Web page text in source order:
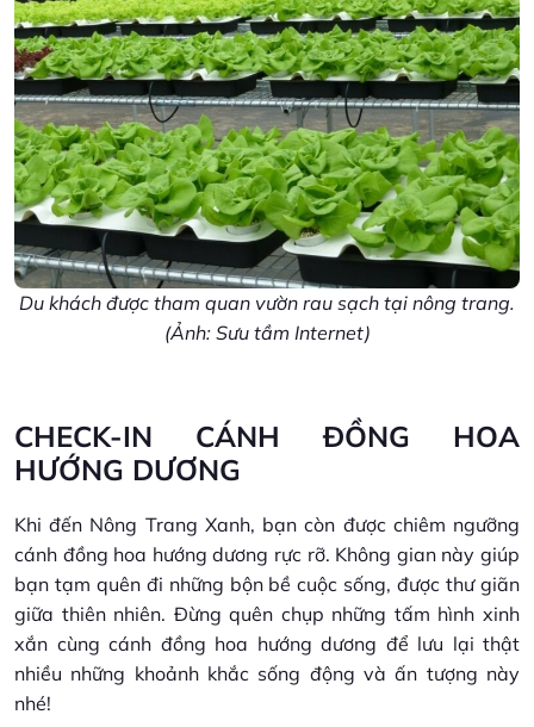
Du khách được tham quan vườn rau sạch tại nông trang.
(Ảnh: Sưu tầm Internet)
CHECK-IN CÁNH ĐỒNG HOA
HƯỚNG DƯƠNG
Khi đến Nông Trang Xanh, bạn còn được chiêm ngưỡng
cánh đồng hoa hướng dương rực rỡ. Không gian này giúp
bạn tạm quên đi những bộn bề cuộc sống, được thư giãn
giữa thiên nhiên. Đừng quên chụp những tấm hình xinh
xắn cùng cánh đồng hoa hướng dương để lưu lại thật
nhiều những khoảnh khắc sống động và ấn tượng này
nhé!